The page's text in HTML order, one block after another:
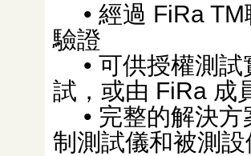
• 經過 FiRa TM
驗證
• 可供授權測試
試，或由 FiRa 成
• 完整的解決方
制測試儀和被測